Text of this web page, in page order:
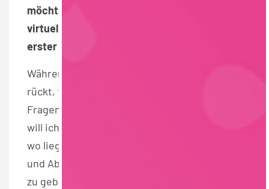
möchten, können sich am 21. Juli im
virtuellen Live-Talk von EDEKA Infos aus
erster Hand holen.
Während der Abschluss in greifbare Nähe
rückt, tauchen bei Studierenden unzählige
Fragen auf: Wo möchte ich arbeiten? Was
will ich machen? Was macht mir Spaß? Und
wo liegen meine Stärken? Um Studierenden
und Absolventen eine nützliche Orientierung
zu geben, veranstaltet EDEKA deshalb am 21.